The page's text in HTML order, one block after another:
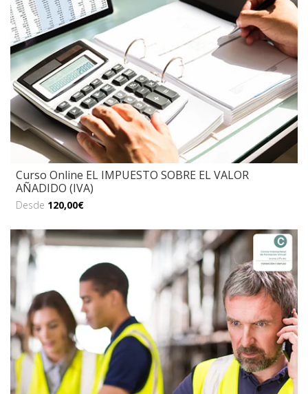
Curso Online EL IMPUESTO SOBRE EL VALOR
AÑADIDO (IVA)
Desde 120,00€